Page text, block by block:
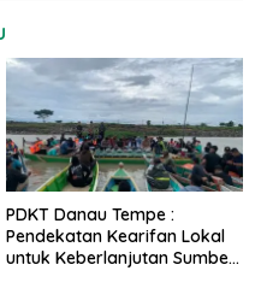
PDKT Danau Tempe :
Pendekatan Kearifan Lokal
untuk Keberlanjutan Sumber